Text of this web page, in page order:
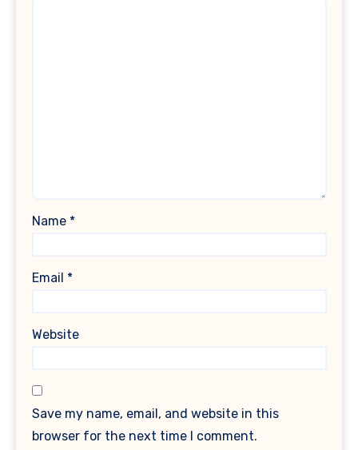
Name *
Email *
Website
Save my name, email, and website in this
browser for the next time I comment.